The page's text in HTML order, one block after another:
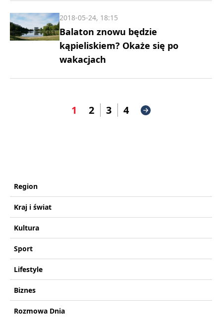
Balaton znowu będzie
kąpieliskiem? Okaże się po
wakacjach
2018-05-24, 18:15
1 2 3 4
Region
Kraj i świat
Kultura
Sport
Lifestyle
Biznes
Rozmowa Dnia